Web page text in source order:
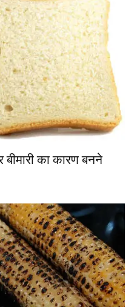
का कारण बनने